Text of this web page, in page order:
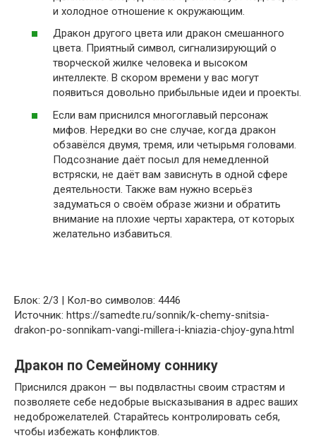
и холодное отношение к окружающим.
Дракон другого цвета или дракон смешанного
цвета. Приятный символ, сигнализирующий о
творческой жилке человека и высоком
интеллекте. В скором времени у вас могут
появиться довольно прибыльные идеи и проекты.
Если вам приснился многоглавый персонаж
мифов. Нередки во сне случае, когда дракон
обзавёлся двумя, тремя, или четырьмя головами.
Подсознание даёт посыл для немедленной
встряски, не даёт вам зависнуть в одной сфере
деятельности. Также вам нужно всерьёз
задуматься о своём образе жизни и обратить
внимание на плохие черты характера, от которых
желательно избавиться.
Блок: 2/3 | Кол-во символов: 4446
Источник: https://samedte.ru/sonnik/k-chemy-snitsia-
drakon-po-sonnikam-vangi-millera-i-kniazia-chjoy-gyna.html
Дракон по Семейному соннику
Приснился дракон — вы подвластны своим страстям и
позволяете себе недобрые высказывания в адрес ваших
недоброжелателей. Старайтесь контролировать себя,
чтобы избежать конфликтов.